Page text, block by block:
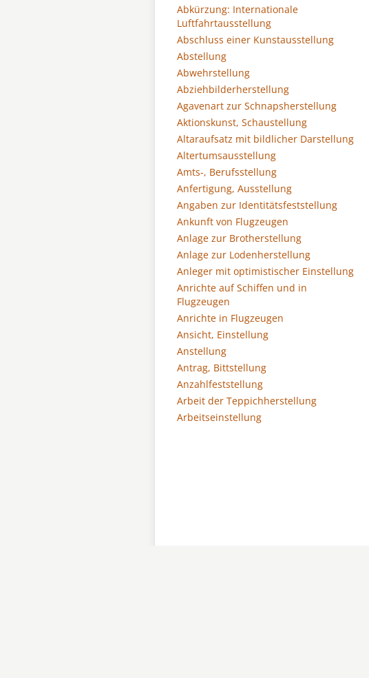
Abkürzung: Internationale
Luftfahrtausstellung
Abschluss einer Kunstausstellung
Abstellung
Abwehrstellung
Abziehbilderherstellung
Agavenart zur Schnapsherstellung
Aktionskunst, Schaustellung
Altaraufsatz mit bildlicher Darstellung
Altertumsausstellung
Amts-, Berufsstellung
Anfertigung, Ausstellung
Angaben zur Identitätsfeststellung
Ankunft von Flugzeugen
Anlage zur Brotherstellung
Anlage zur Lodenherstellung
Anleger mit optimistischer Einstellung
Anrichte auf Schiffen und in
Flugzeugen
Anrichte in Flugzeugen
Ansicht, Einstellung
Anstellung
Antrag, Bittstellung
Anzahlfeststellung
Arbeit der Teppichherstellung
Arbeitseinstellung